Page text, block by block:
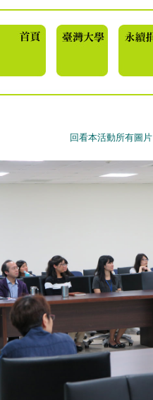
回看本活動所有圖片